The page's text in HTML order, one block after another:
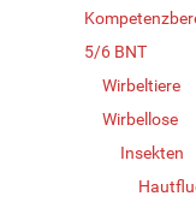
5/6 BNT
Wirbeltiere
Wirbellose
Insekten